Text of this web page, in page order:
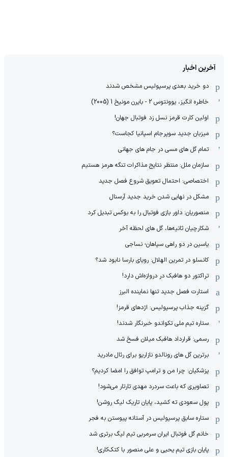
آخرین اخبار
دو خرید بعدی پرسپولیس مشخص شدند
خاطره انگیز، یوونتوس 2 - بایرن مونیخ 1 (2005)
اولین کارت قرمز نسل زد فوتبال جهان!
میزبان جدید سوپرجام اسپانیا کجاست؟
تمام گل های مسی در جام های جهانی
سازمان ملل: منتظر نتایج مذاکرات تنگه هرمز هستیم
اختصاصی: احتمال تعویق شروع فصل جدید
مشکل در نهایی شدن خرید جدید آرسنال
منصوریان: داور بازی فوتبال را به بوکس تبدیل کرد
شکارچیان ثانیه‌ها، گل های لحظه آخر
یاسین در دو راهی سپاهان- نساجی
کانسلو در تمرین الهلال: رویای بارسا نابود شد؟
تراکتور دو هافبک در دروازه‌اش دارد!
استارت فصل جدید تنها نماینده البرز
گزینه جذاب پرسپولیس: اژدهای قرمز!
ستاره تیم ملی تکواندو خبرنگار شدند!
رسمی: قرارداد هافبک میلان فسخ شد
برترین گل های رونالدو نازاریو برای رئال مادرید
پزشکیان: چرا من و ترامپ توافق را امضا کردیم؟
تصاویری که باعث سردرد مهدی تارتار می‌شود!
پول سعودی ته کشید، پایان تاریک لیگ روشن!
ستاره سابق پرسپولیس در آستانه پیوستن به فجر
خانم گل فوتبال ایران سرمربی تیم لیگ برتری شد
پایان بازی تیم یحیی و علی منصور با کتک‌کاری!